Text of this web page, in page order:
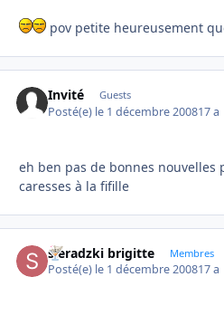
pov petite heureusement
Invité Guests
Posté(e) le 1 décembre 200817 a
eh ben pas de bonnes nouvelles
caresses à la fifille
sieradzki brigitte Membres
Posté(e) le 1 décembre 200817 a